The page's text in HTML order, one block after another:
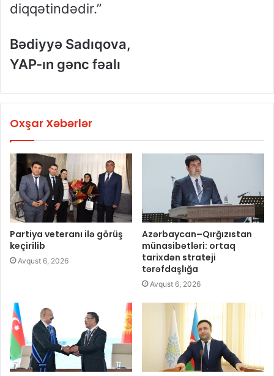
diqqətindədir.”
Bədiyyə Sadıqova,
YAP-ın gənc fəalı
Oxşar Xəbərlər
Partiya veteranı ilə görüş
keçirilib
Avqust 6, 2026
Azərbaycan–Qırğızıstan
münasibətləri: ortaq
tarixdən strateji
tərəfdaşlığa
Avqust 6, 2026